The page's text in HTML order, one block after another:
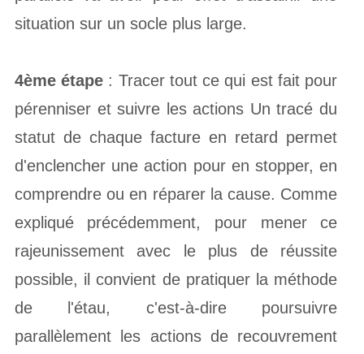
situation sur un socle plus large.
4ème étape : Tracer tout ce qui est fait pour
pérenniser et suivre les actions Un tracé du
statut de chaque facture en retard permet
d'enclencher une action pour en stopper, en
comprendre ou en réparer la cause. Comme
expliqué précédemment, pour mener ce
rajeunissement avec le plus de réussite
possible, il convient de pratiquer la méthode
de l'étau, c'est-à-dire poursuivre
parallèlement les actions de recouvrement